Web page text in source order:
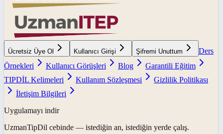
Ücretsiz Üye Ol Kullanıcı Girişi Şifremi Unuttum
Ders
Örnekleri
Kullanıcı Görüşleri Blog
Garantili Eğitim
TIPDİL Kelimeleri
Kullanım Sözleşmesi
Gizlilik Politikası
İletişim Bilgileri
Uygulamayı indir
UzmanTipDil cebinde — istediğin an, istediğin yerde çalış.